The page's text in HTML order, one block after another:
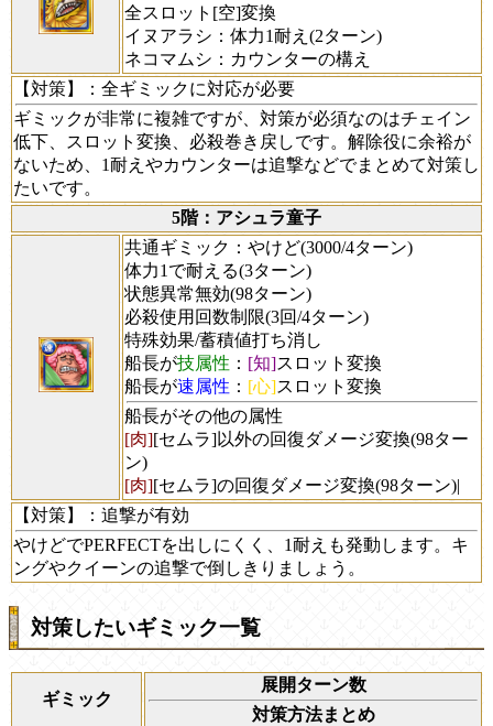
全スロット[空]変換
イヌアラシ：体力1耐え(2ターン)
ネコマムシ：カウンターの構え
【対策】
：全ギミックに対応が必要
ギミックが非常に複雑ですが、対策が必須なのはチェイン
低下、スロット変換、必殺巻き戻しです。解除役に余裕が
ないため、1耐えやカウンターは追撃などでまとめて対策し
たいです。
5階：アシュラ童子
共通ギミック：やけど(3000/4ターン)
体力1で耐える(3ターン)
状態異常無効(98ターン)
必殺使用回数制限(3回/4ターン)
特殊効果/蓄積値打ち消し
船長が技属性 ： [知]スロット変換
船長が速属性 ： [心]スロット変換
船長がその他の属性
[肉][セムラ]以外の回復ダメージ変換(98ター
ン)
[肉][セムラ]の回復ダメージ変換(98ターン)|
【対策】
：追撃が有効
やけどでPERFECTを出しにくく、1耐えも発動します。キ
ングやクイーンの追撃で倒しきりましょう。
対策したいギミック一覧
ギミック
展開ターン数
対策方法まとめ